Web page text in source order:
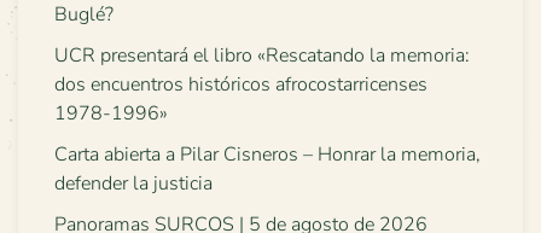
Buglé?
UCR presentará el libro «Rescatando la memoria:
dos encuentros históricos afrocostarricenses
1978-1996»
Carta abierta a Pilar Cisneros – Honrar la memoria,
defender la justicia
Panoramas SURCOS | 5 de agosto de 2026